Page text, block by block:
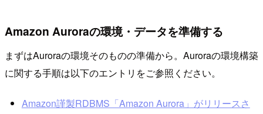
Amazon Auroraの環境・データを準備する
まずはAuroraの環境そのものの準備から。Auroraの環境構築
に関する手順は以下のエントリをご参照ください。
Amazon謹製RDBMS「Amazon Aurora」がリリースさ